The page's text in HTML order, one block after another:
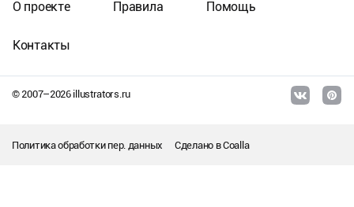
© 2007–2026illustrators.ru
О проекте Правила Помощь
Контакты
Политика обработки пер. данных Сделано вCoalla